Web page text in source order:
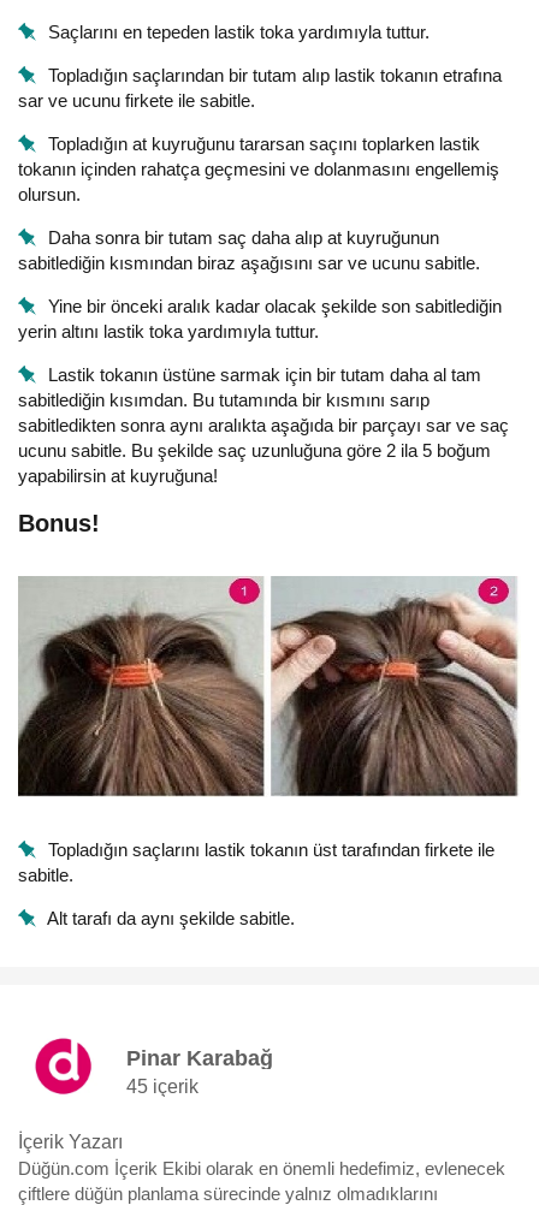
Saçlarını en tepeden lastik toka yardımıyla tuttur.
Topladığın saçlarından bir tutam alıp lastik tokanın etrafına
sar ve ucunu firkete ile sabitle.
Topladığın at kuyruğunu tararsan saçını toplarken lastik
tokanın içinden rahatça geçmesini ve dolanmasını engellemiş
olursun.
Daha sonra bir tutam saç daha alıp at kuyruğunun
sabitlediğin kısmından biraz aşağısını sar ve ucunu sabitle.
Yine bir önceki aralık kadar olacak şekilde son sabitlediğin
yerin altını lastik toka yardımıyla tuttur.
Lastik tokanın üstüne sarmak için bir tutam daha al tam
sabitlediğin kısımdan. Bu tutamında bir kısmını sarıp
sabitledikten sonra aynı aralıkta aşağıda bir parçayı sar ve saç
ucunu sabitle. Bu şekilde saç uzunluğuna göre 2 ila 5 boğum
yapabilirsin at kuyruğuna!
Bonus!
Topladığın saçlarını lastik tokanın üst tarafından firkete ile
sabitle.
Alt tarafı da aynı şekilde sabitle.
Pinar Karabağ
45 içerik
İçerik Yazarı
Düğün.com İçerik Ekibi olarak en önemli hedefimiz, evlenecek
çiftlere düğün planlama sürecinde yalnız olmadıklarını